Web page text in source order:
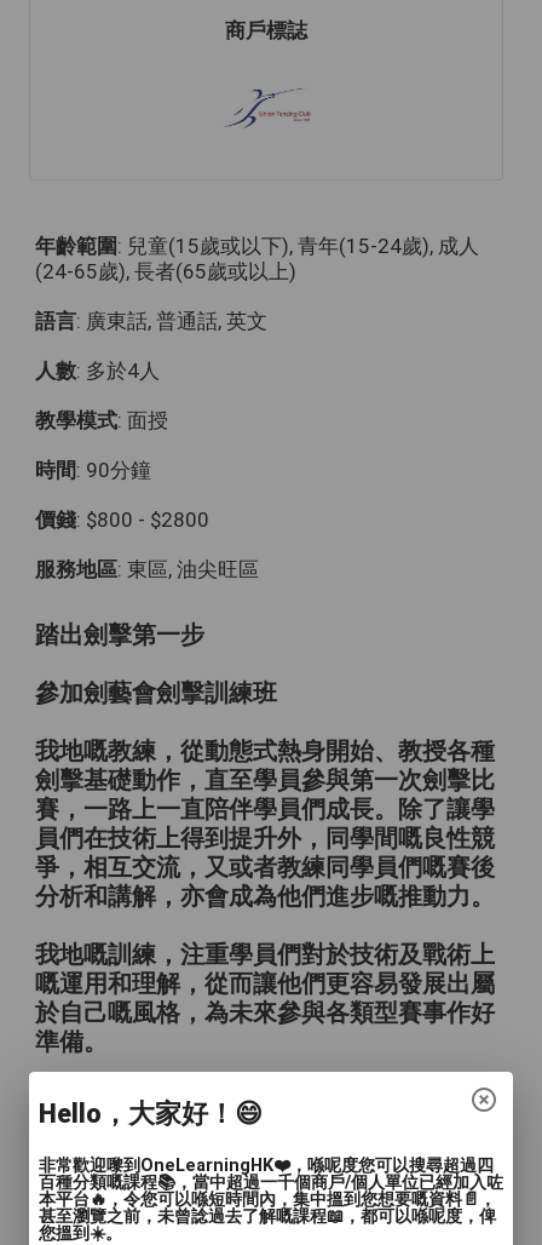
商戶標誌
年齡範圍: 兒童(15歲或以下), 青年(15-24歲), 成人
(24-65歲), 長者(65歲或以上)
語言: 廣東話, 普通話, 英文
人數: 多於4人
教學模式: 面授
時間: 90分鐘
價錢: $800 - $2800
服務地區: 東區, 油尖旺區
踏出劍擊第一步
參加劍藝會劍擊訓練班
我地嘅教練，從動態式熱身開始、教授各種
劍擊基礎動作，直至學員參與第一次劍擊比
賽，一路上一直陪伴學員們成長。除了讓學
員們在技術上得到提升外，同學間嘅良性競
爭，相互交流，又或者教練同學員們嘅賽後
分析和講解，亦會成為他們進步嘅推動力。
我地嘅訓練，注重學員們對於技術及戰術上
嘅運用和理解，從而讓他們更容易發展出屬
於自己嘅風格，為未來參與各類型賽事作好
準備。
如果你或者你嘅小朋友都希望參與劍擊，學
習劍擊，享受劍擊為你地帶來嘅樂趣，歡迎
同我地聯絡。
UFC, We Fleche Together!!
Hello，大家好！😄
非常歡迎嚟到OneLearningHK❤️，喺呢度您可以搜尋超過四
百種分類嘅課程📚，當中超過一千個商戶/個人單位已經加入咗
本平台🔥，令您可以喺短時間內，集中搵到您想要嘅資料📄，
甚至瀏覽之前，未曾諗過去了解嘅課程📖，都可以喺呢度，俾
您搵到☀️。